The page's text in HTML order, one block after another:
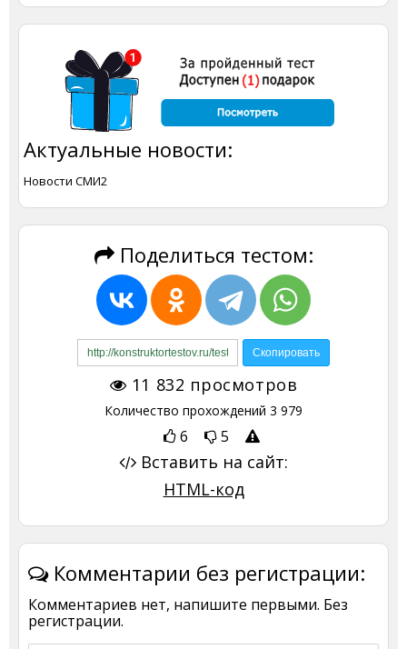
Актуальные новости:
Новости СМИ2
Поделиться тестом:
11 832 просмотров
Количество прохождений 3 979
6 5
Вставить на сайт:
HTML-код
Комментарии без регистрации:
Комментариев нет, напишите первыми. Без
регистрации.